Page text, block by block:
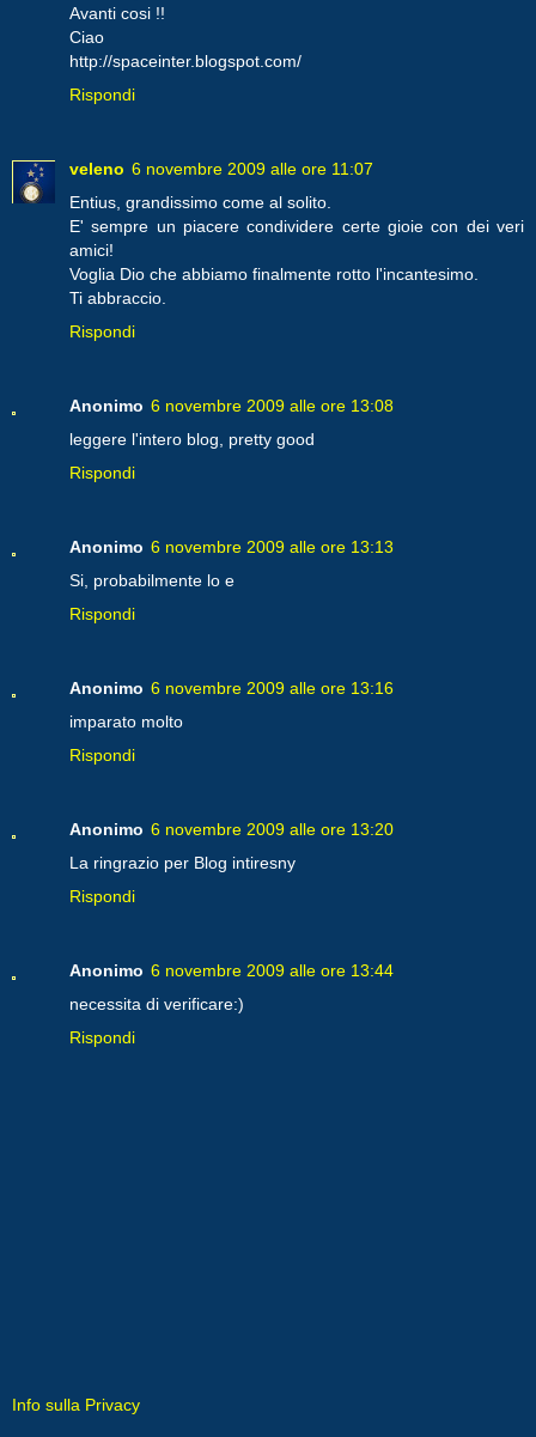
Avanti cosi !!
Ciao
http://spaceinter.blogspot.com/
Rispondi
veleno 6 novembre 2009 alle ore 11:07
Entius, grandissimo come al solito.
E' sempre un piacere condividere certe gioie con dei veri
amici!
Voglia Dio che abbiamo finalmente rotto l'incantesimo.
Ti abbraccio.
Rispondi
Anonimo 6 novembre 2009 alle ore 13:08
leggere l'intero blog, pretty good
Rispondi
Anonimo 6 novembre 2009 alle ore 13:13
Si, probabilmente lo e
Rispondi
Anonimo 6 novembre 2009 alle ore 13:16
imparato molto
Rispondi
Anonimo 6 novembre 2009 alle ore 13:20
La ringrazio per Blog intiresny
Rispondi
Anonimo 6 novembre 2009 alle ore 13:44
necessita di verificare:)
Rispondi
Info sulla Privacy